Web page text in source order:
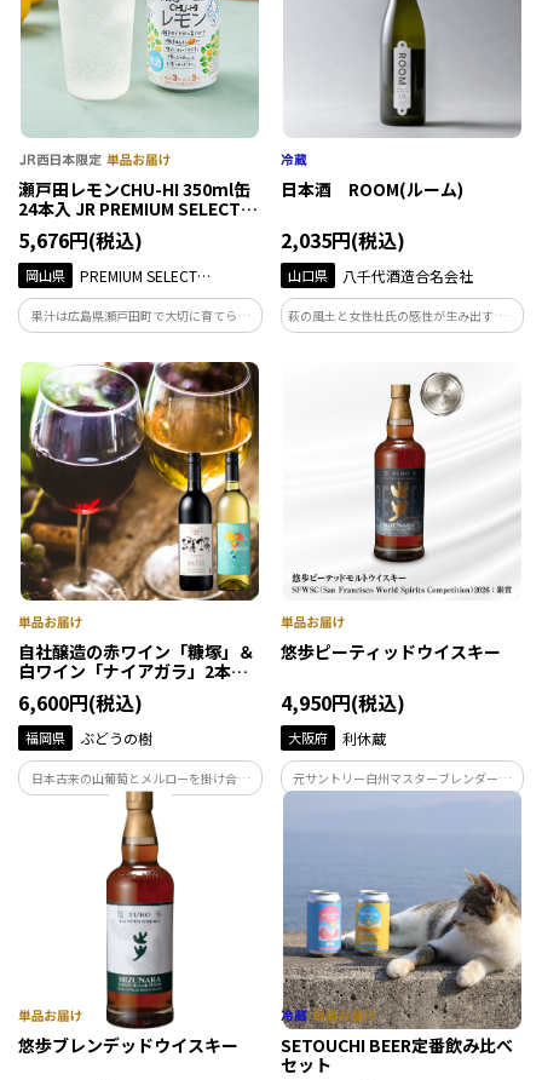
瀬戸田レモンCHU-HI 350ml缶
24本入 JR PREMIUM SELECT
SETOUCHI
5,676円(税込)
岡山県
PREMIUM SELECT
SETOUCHI
果汁は広島県瀬戸田町で大切に育てられ
た瀬戸田レモンのみで作ったチューハイ
です。澄んだ味わいをお楽しみください。
果汁3%／アルコール分3%。
日本酒 ROOM(ルーム)
2,035円(税込)
山口県 八千代酒造合名会社
萩の風土と女性杜氏の感性が生み出す、暮
らしに寄り添う日本酒。
自社醸造の赤ワイン「糠塚」＆
白ワイン「ナイアガラ」2本セ
ット
6,600円(税込)
福岡県 ぶどうの樹
日本古来の山葡萄とメルローを掛け合わ
せた「富士の夢」を100％使用した“オー
ル岡垣産”赤ワインと九州・五ヶ瀬産のナ
イアガラ種ぶどうを100％使用した“オー
ル九州産”白ワインを2本セットでお届け
します。
悠歩ピーティッドウイスキー
4,950円(税込)
大阪府 利休蔵
元サントリー白州マスターブレンダー冨
悠歩ブレンデッドウイスキー
SETOUCHI BEER定番飲み比べ
セット